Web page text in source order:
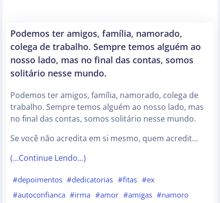
Podemos ter amigos, família, namorado,
colega de trabalho. Sempre temos alguém ao
nosso lado, mas no final das contas, somos
solitário nesse mundo.
Podemos ter amigos, família, namorado, colega de
trabalho. Sempre temos alguém ao nosso lado, mas
no final das contas, somos solitário nesse mundo.
Se você não acredita em si mesmo, quem acredit…
(…Continue Lendo…)
#depoimentos #dedicatorias #fitas #ex
#autoconfianca #irma #amor #amigas #namoro